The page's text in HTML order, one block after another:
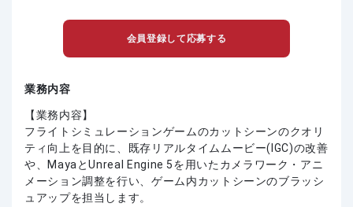
会員登録して応募する
業務内容
【業務内容】
フライトシミュレーションゲームのカットシーンのクオリ
ティ向上を目的に、既存リアルタイムムービー(IGC)の改善
や、MayaとUnreal Engine 5を用いたカメラワーク・アニ
メーション調整を行い、ゲーム内カットシーンのブラッシ
ュアップを担当します。